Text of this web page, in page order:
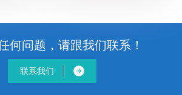
何问题，请跟我们联系！
联系我们